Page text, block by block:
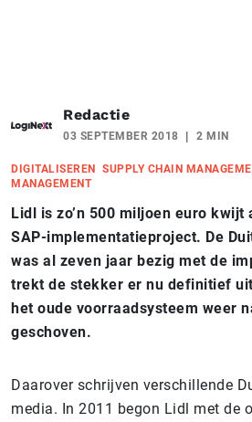
Redactie
03 SEPTEMBER 2018 2 MIN
DIGITALISEREN SUPPLY CHAIN
MANAGEMENT
Lidl is zo’n 500 miljoen euro kwijt
SAP-implementatieproject. De
was al zeven jaar bezig met de
trekt de stekker er nu definitief
het oude voorraadsysteem weer
geschoven.
Daarover schrijven verschillende
media. In 2011 begon Lidl met de